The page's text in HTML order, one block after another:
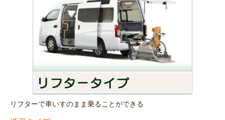
リフターで車いすのまま乗ることができる